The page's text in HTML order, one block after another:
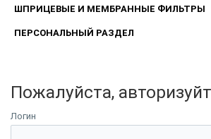
ШПРИЦЕВЫЕ И МЕМБРАННЫЕ ФИЛЬТРЫ
ПЕРСОНАЛЬНЫЙ РАЗДЕЛ
Пожалуйста,
Логин